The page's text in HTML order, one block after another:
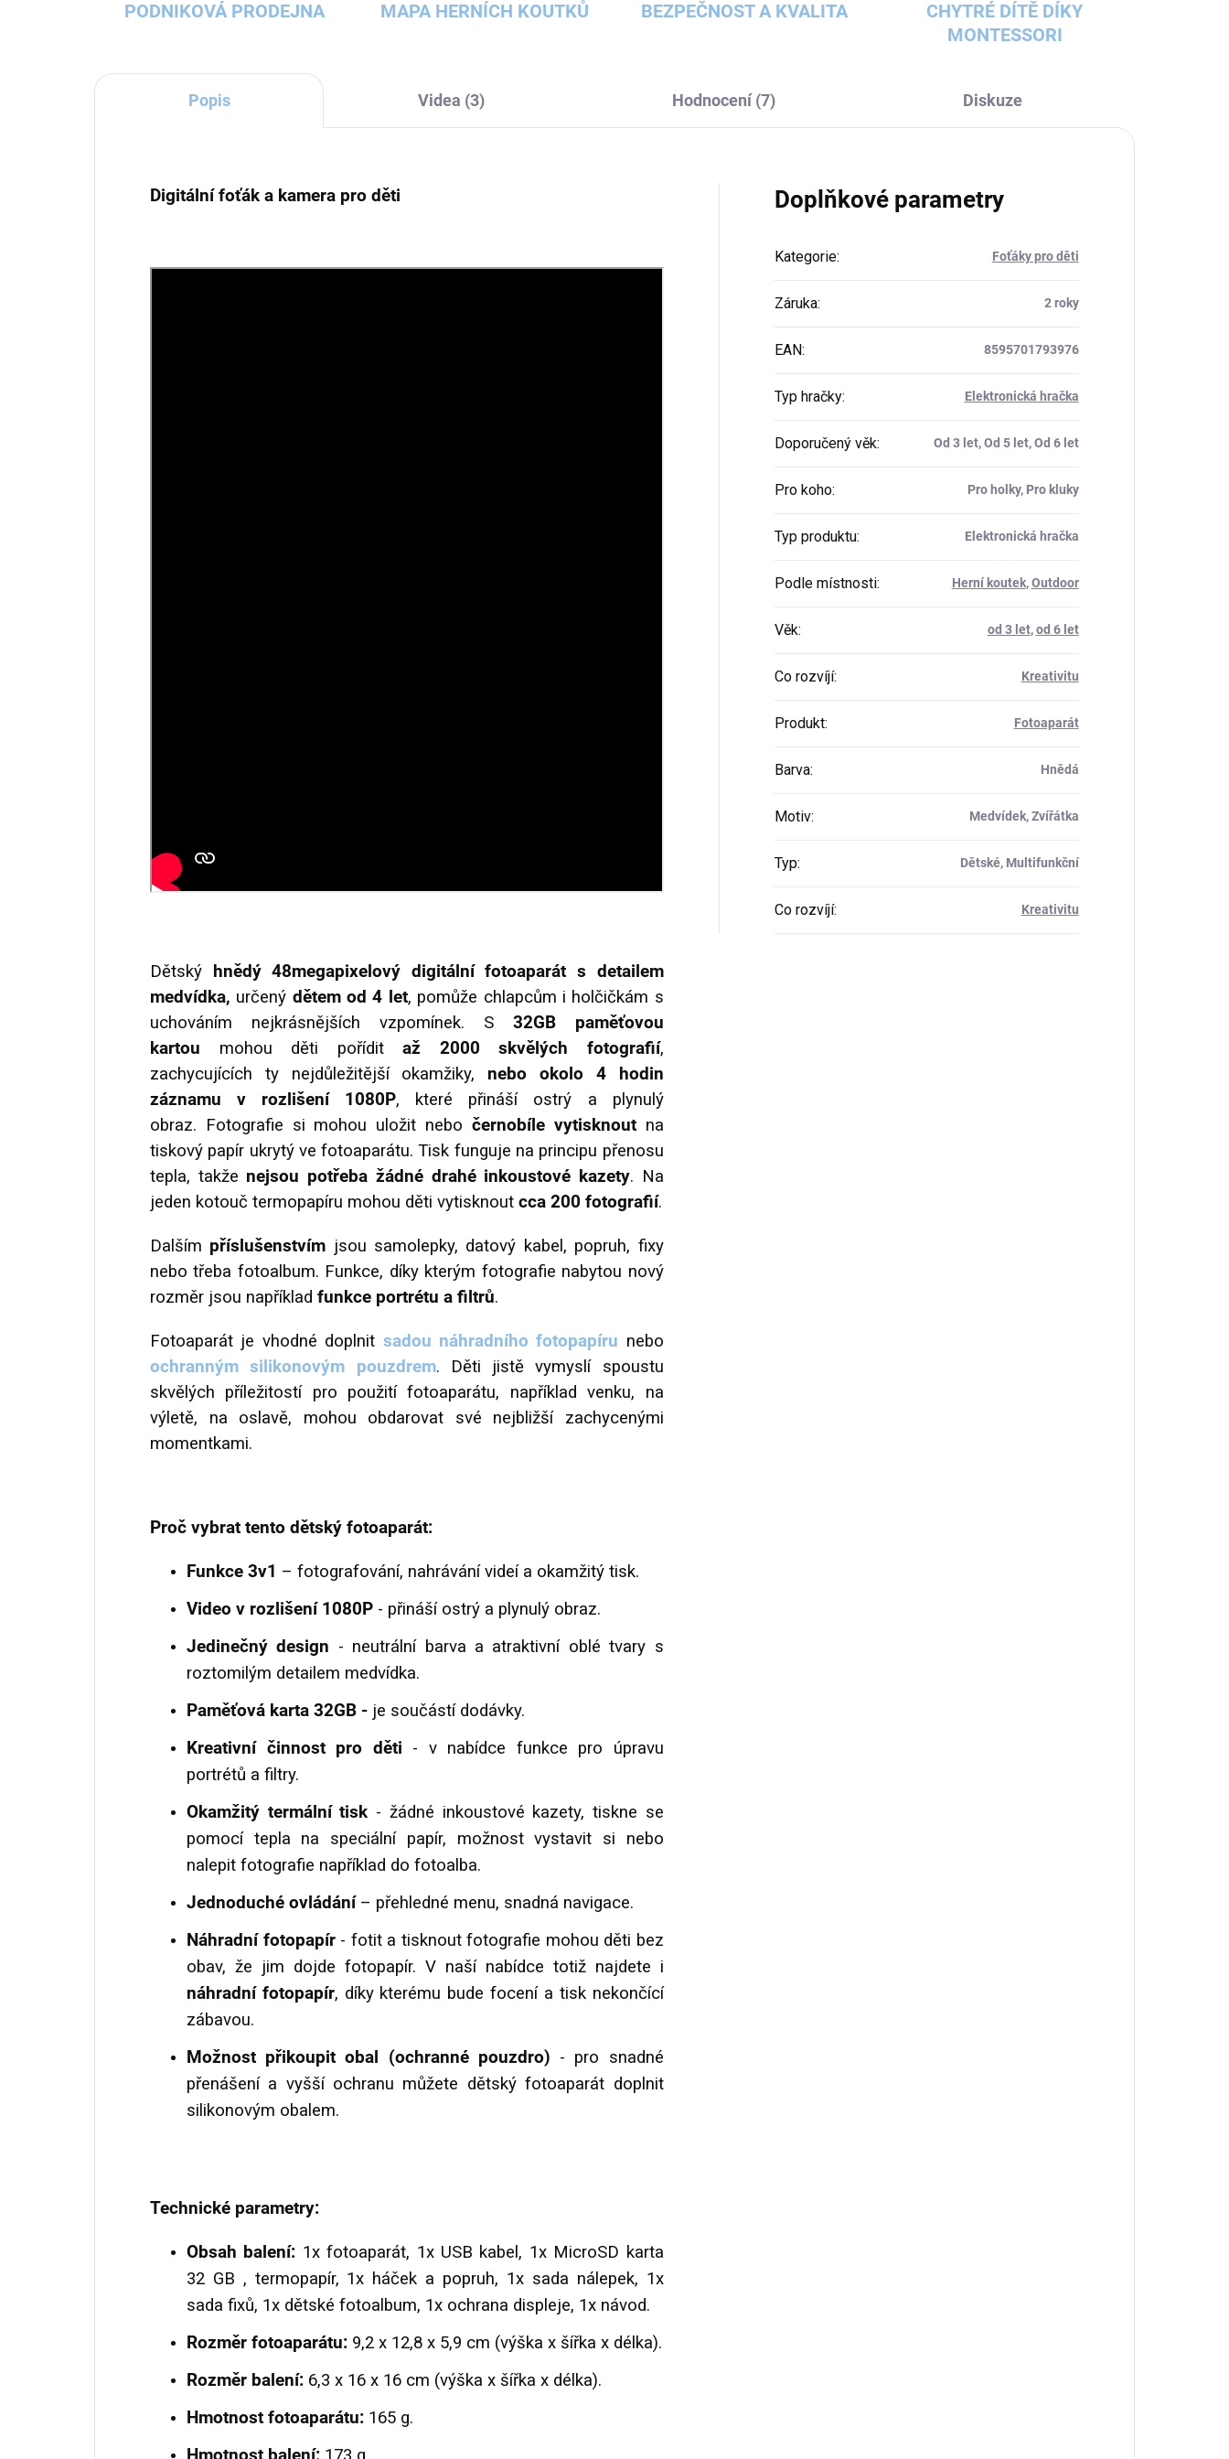
PODNIKOVÁ PRODEJNA MAPA HERNÍCH KOUTKŮ BEZPEČNOST A KVALITA
CHYTRÉ DÍTĚ DÍKY
MONTESSORI
Popis Videa (3) Hodnocení (7) Diskuze
Digitální foťák a kamera pro děti
Dětský hnědý 48megapixelový digitální fotoaparát s detailem
medvídka, určený dětem od 4 let, pomůže chlapcům i holčičkám s
uchováním nejkrásnějších vzpomínek. S 32GB paměťovou
kartou mohou děti poříditaž 2000 skvělých fotografií,
zachycujících ty nejdůležitější okamžiky, nebo okolo 4 hodin
záznamu v rozlišení 1080P, které přináší ostrý a plynulý
obraz. Fotografie si mohou uložit nebo černobíle vytisknoutna
tiskový papír ukrytý ve fotoaparátu. Tisk funguje na principu přenosu
tepla, takže nejsou potřeba žádné drahé inkoustové kazety. Na
jeden kotouč termopapíru mohou děti vytisknout cca 200 fotografií.
Dalším příslušenstvím jsou samolepky, datový kabel, popruh, fixy
nebo třeba fotoalbum. Funkce, díky kterým fotografie nabytou nový
rozměr jsou například funkce portrétu a filtrů.
Fotoaparát je vhodné doplnit sadou náhradního fotopapíru nebo
ochranným silikonovým pouzdrem. Děti jistě vymyslí spoustu
skvělých příležitostí pro použití fotoaparátu, například venku, na
výletě, na oslavě, mohou obdarovat své nejbližší zachycenými
momentkami.
Proč vybrat tento dětský fotoaparát:
Funkce 3v1 – fotografování, nahrávání videí a okamžitý tisk.
Video v rozlišení 1080P - přináší ostrý a plynulý obraz.
Jedinečný design - neutrální barva a atraktivní oblé tvary s
roztomilým detailem medvídka.
Paměťová karta 32GB - je součástí dodávky.
Kreativní činnost pro děti - v nabídce funkce pro úpravu
portrétů a filtry.
Okamžitý termální tisk - žádné inkoustové kazety, tiskne se
pomocí tepla na speciální papír, možnost vystavit si nebo
nalepit fotografie například do fotoalba.
Jednoduché ovládání– přehledné menu, snadná navigace.
Náhradní fotopapír- fotit a tisknout fotografie mohou děti bez
obav, že jim dojde fotopapír. V naší nabídce totiž najdete i
náhradní fotopapír, díky kterému bude focení a tisk nekončící
zábavou.
Možnost přikoupit obal (ochranné pouzdro) - pro snadné
přenášení a vyšší ochranu můžete dětský fotoaparát doplnit
silikonovým obalem.
Technické parametry:
Obsah balení: 1x fotoaparát, 1x USB kabel, 1x MicroSD karta
32 GB , termopapír, 1x háček a popruh, 1x sada nálepek, 1x
sada fixů, 1x dětské fotoalbum, 1x ochrana displeje, 1x návod.
Rozměr fotoaparátu: 9,2 x 12,8 x 5,9 cm (výška x šířka x délka).
Rozměr balení: 6,3 x 16 x 16 cm (výška x šířka x délka).
Hmotnost fotoaparátu: 165 g.
Doplňkové parametry
Kategorie: Foťáky pro děti
Záruka: 2 roky
EAN: 8595701793976
Typ hračky: Elektronická hračka
Doporučený věk: Od 3 let, Od 5 let, Od 6 let
Pro koho: Pro holky, Pro kluky
Typ produktu: Elektronická hračka
Podle místnosti: Herní koutek,Outdoor
Věk: od 3 let,od 6 let
Co rozvíjí: Kreativitu
Produkt: Fotoaparát
Barva: Hnědá
Motiv: Medvídek, Zvířátka
Typ: Dětské, Multifunkční
Co rozvíjí: Kreativitu